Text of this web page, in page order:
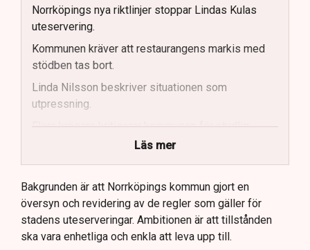
Norrköpings nya riktlinjer stoppar Lindas Kulas
uteservering.
Kommunen kräver att restaurangens markis med
stödben tas bort.
Linda Nilsson beskriver situationen som
utpressning.
Flera krögare kritiserar kommunen för otydlig
Kommunen vill skapa enhetliga regler för
uteserveringar.
Lindas Kula ställer in uteserveringen för
sommaren.
Läs mer
Bakgrunden är att Norrköpings kommun gjort en
översyn och revidering av de regler som gäller för
stadens uteserveringar. Ambitionen är att tillstånden
ska vara enhetliga och enkla att leva upp till.